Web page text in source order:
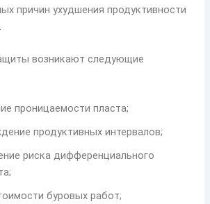
причин ухудшения продуктивности
возникают следующие
проницаемости пласта;
продуктивных интервалов;
риска дифференциального
буровых работ;